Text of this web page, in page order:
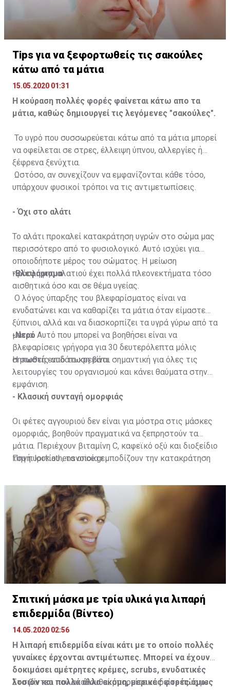
Τips για να ξεφορτωθείς τις σακούλες
κάτω από τα μάτια
15.05.2020 01:31
Η κούραση πολλές φορές φαίνεται κάτω απο τα
μάτια, καθώς δημιουργεί τις λεγόμενες "σακούλες".
Το υγρό που συσσωρεύεται κάτω από τα μάτια μπορεί
να οφείλεται σε στρες, έλλειψη ύπνου, αλλεργίες ή
ξέφρενα ξενύχτια.
Ωστόσο, αν συνεχίζουν να εμφανίζονται κάθε τόσο,
υπάρχουν φυσικοί τρόποι να τις αντιμετωπίσεις.
- Όχι στο αλάτι
Το αλάτι προκαλεί κατακράτηση υγρών στο σώμα μας
περισσότερο από το φυσιολογικό. Αυτό ισχύει για
οποιοδήποτε μέρος του σώματος. Η μείωση
πρόσληψης αλατιού έχει πολλά πλεονεκτήματα τόσο
αισθητικά όσο και σε θέμα υγείας.
-Βλεφάρισμα
Ο λόγος ύπαρξης του βλεφαρίσματος είναι να
ενυδατώνει και να καθαρίζει τα μάτια όταν είμαστε
ξύπνιοι, αλλά και να διασκορπίζει τα υγρά γύρω από τα
μάτια. Αυτό που μπορεί να βοηθήσει είναι να
βλεφαρίσεις γρήγορα για 30 δευτερόλεπτα μόλις
σηκωθείς από το κρεβάτι.
-Νερό
Η σωστή ενυδάτωση είναι σημαντική για όλες τις
λειτουργίες του οργανισμού και κάνει θαύματα στην
εμφάνιση.
- Κλασική συνταγή ομορφιάς
Οι φέτες αγγουριού δεν είναι για μόστρα στις μάσκες
ομορφιάς, βοηθούν πραγματικά να ξεπρηστούν τα
μάτια. Περιέχουν βιταμίνη C, καφεϊκό οξύ και διοξείδιο
του πυριτίου , τα οποία εμποδίζουν την κατακράτηση
στα μάτια σας για 10 λεπτά.
Πηγή: look.athensvoice.gr
Σπιτική μάσκα με τρία υλικά για λιπαρή
επιδερμίδα (Βίντεο)
14.05.2020 02:56
Η λιπαρή επιδερμίδα είναι κάτι με το οποίο πολλές
γυναίκες έρχονται αντιμέτωπες. Μπορεί να έχουν
δοκιμάσει αμέτρητες κρέμες, scrubs, ενυδατικές
λοσιόν και πολλά άλλα ακόμη, μερικές φορές όμως
Στο βίντεο που ακολουθεί μπορείτε να δείτε πώς με